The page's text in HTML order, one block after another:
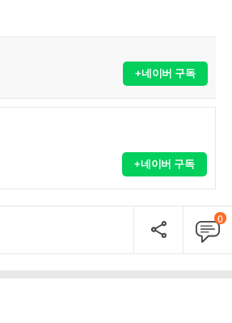
+네이버 구독
+네이버 구독
0